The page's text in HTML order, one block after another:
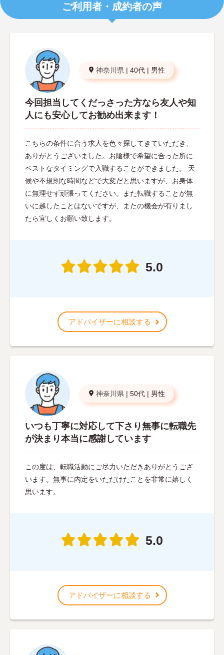
ご利用者・成約者の声
神奈川県 | 40代 | 男性
今回担当してくだっさった方なら友人や知
人にも安心してお勧め出来ます！
こちらの条件に合う求人を色々探してきていただき、
ありがとうございました。お陰様で希望に合った所に
ベストなタイミングで入職することができました。 天
候や不規則な時間などで大変だと思いますが、お身体
に無理せず頑張ってください。また転職することが無
いに越したことはないですが、またの機会が有りまし
たら宜しくお願い致します。
5.0
アドバイザーに相談する
神奈川県 | 50代 | 男性
いつも丁寧に対応して下さり無事に転職先
が決まり本当に感謝しています
この度は、転職活動にご尽力いただきありがとうござ
います。無事に内定をいただけたことを非常に嬉しく
思います。
5.0
アドバイザーに相談する